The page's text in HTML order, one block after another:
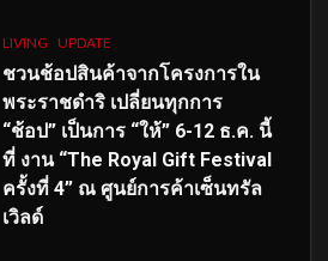
LIVING UPDATE
ชวนช้อปสินค้าจากโครงการใน
พระราชดำริ เปลี่ยนทุกการ
“ช้อป” เป็นการ “ให้” 6-12 ธ.ค. นี้
ที่ งาน “The Royal Gift Festival
ครั้งที่ 4” ณ ศูนย์การค้าเซ็นทรัล
เวิลด์